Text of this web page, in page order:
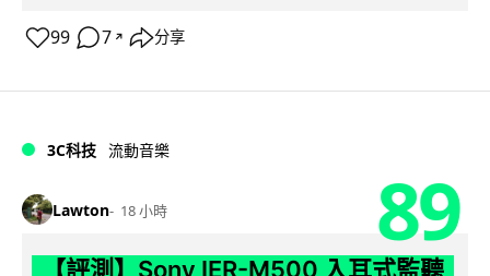
99 7 ↗ 分享
3C科技 流動音樂
Lawton 18 小時 89
【評測】Sony IER-M500 入耳式監聽